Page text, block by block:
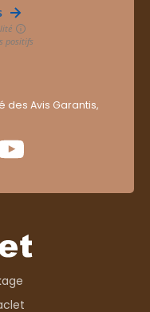
Avis Garantis,